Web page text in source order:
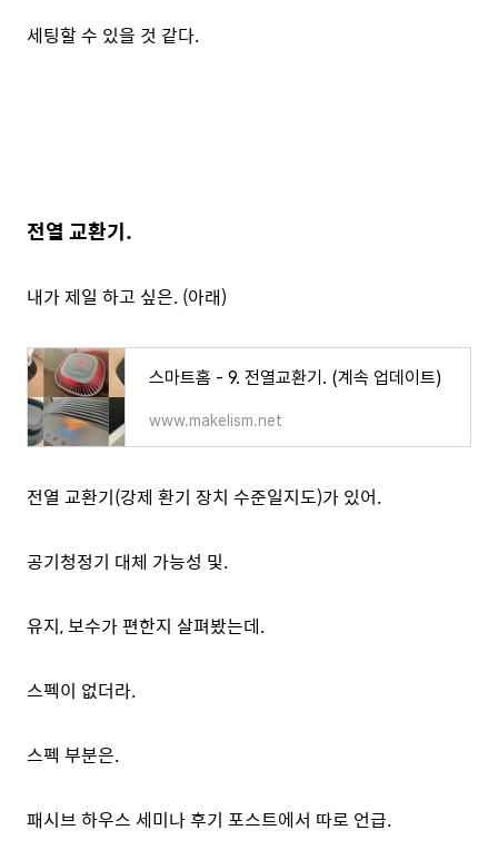
세팅할 수 있을 것 같다.
전열 교환기.
내가 제일 하고 싶은. (아래)
스마트홈 - 9. 전열교환기. (계속 업데이트)
www.makelism.net
전열 교환기(강제 환기 장치 수준일지도)가 있어.
공기청정기 대체 가능성 및.
유지, 보수가 편한지 살펴봤는데.
스펙이 없더라.
스펙 부분은.
패시브 하우스 세미나 후기 포스트에서 따로 언급.